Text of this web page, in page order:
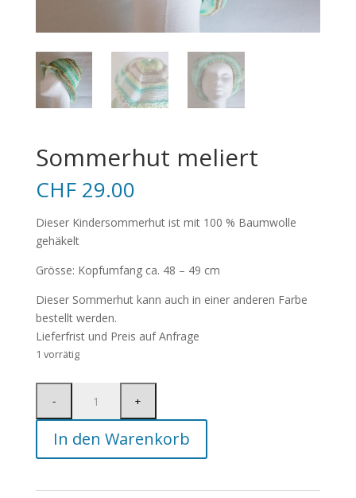
Sommerhut meliert
CHF29.00
Dieser Kindersommerhut ist mit 100 % Baumwolle
gehäkelt
Grösse: Kopfumfang ca. 48 – 49 cm
Dieser Sommerhut kann auch in einer anderen Farbe
bestellt werden.
Lieferfrist und Preis auf Anfrage
1 vorrätig
In den Warenkorb